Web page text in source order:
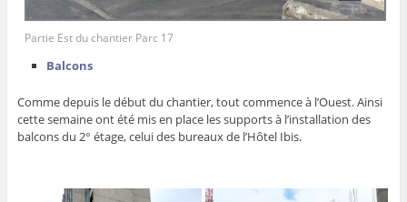
Partie Est du chantier Parc 17
Balcons
Comme depuis le début du chantier, tout commence à l’Ouest. Ainsi
cette semaine ont été mis en place les supports à l’installation des
balcons du 2° étage, celui des bureaux de l’Hôtel Ibis.